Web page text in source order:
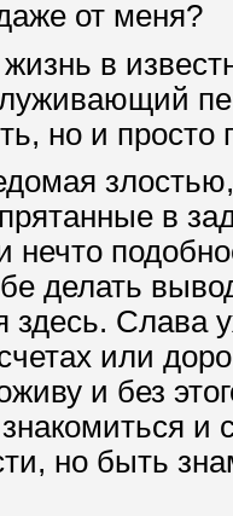
от меня?
в
но и просто
в
нечто
делать
здесь. Слава
или
и без
но быть